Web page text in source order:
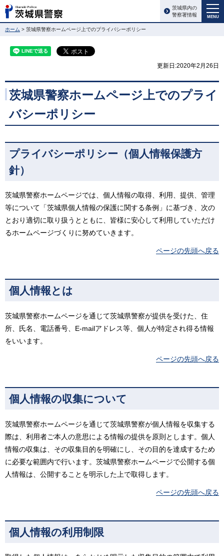
MENU
茨城県内の
警察署情報
ホーム > 茨城県警察ホームページ上でのプライバシーポリシー
更新日:2020年2月26日
茨城県警察ホームページ上でのプライ
バシーポリシー
プライバシーポリシー（個人情報保護方
針）
茨城県警察ホームページでは、個人情報の取得、利用、提供、管理
等について「茨城県個人情報の保護に関する条例」に基づき、次の
とおり適切に取り扱うとともに、皆様に安心して利用していただけ
るホームページづくりに努めていきます。
ページの先頭へ戻る
個人情報とは
茨城県警察ホームページを通じて茨城県警察が提供を受けた、住
所、氏名、電話番号、E-mailアドレス等、個人が特定され得る情報
をいいます。
ページの先頭へ戻る
個人情報の収集について
茨城県警察ホームページを通じて茨城県警察が個人情報を収集する
際は、利用者ご本人の意思による情報の提供を原則とします。個人
情報の収集は、その収集目的を明確にし、その目的を達成するため
に必要な範囲内で行います。茨城県警察ホームページで公開する個
人情報は、公開することを明示した上で取得します。
ページの先頭へ戻る
個人情報の利用制限